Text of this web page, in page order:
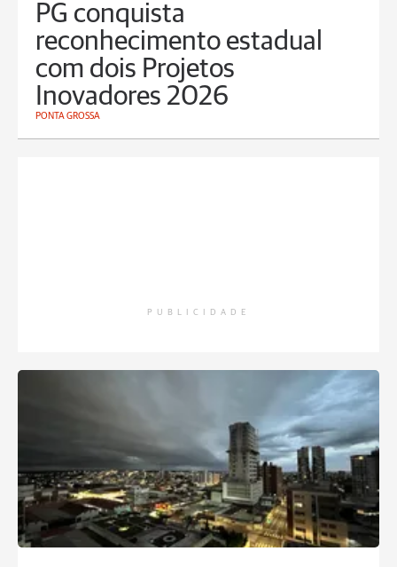
PG conquista
reconhecimento estadual
com dois Projetos
Inovadores 2026
PONTA GROSSA
PUBLICIDADE